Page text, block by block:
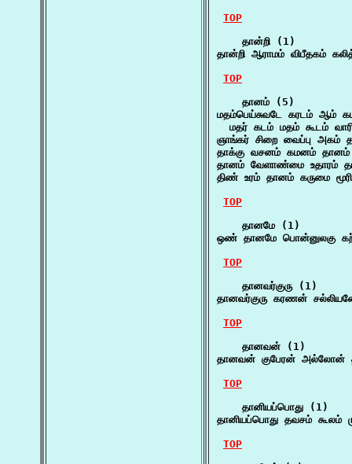
TOP
    தான்றி (1)
தான்றி ஆராமம் விபீதகம்
TOP
    தானம் (5)
மதம்பெய்சுவடே கரடம் ஆம்
மதர் கடம் மதம் கூடம்
ஞாங்கர் சிறை வைப்பு
தாக்கு வசனம் கமனம்
தானம் வேளாண்மை உதாரம்
திண் உரம் தானம் கருமை
TOP
    தானமே (1)
ஒண் தானமே பொன்னுலகு
TOP
    தானவர்குரு (1)
தானவர்குரு கரணன்
TOP
    தானவன் (1)
தானவன் குபேரன் அல்லோன்
TOP
    தானியப்பொது (1)
தானியப்பொது தவசம் கூலம்
TOP